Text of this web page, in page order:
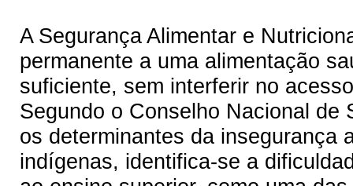
A Segurança Alimentar e
permanente a uma alimentação
suficiente, sem interferir no
Segundo o Conselho Nacional de
os determinantes da insegurança
indígenas, identifica-se a